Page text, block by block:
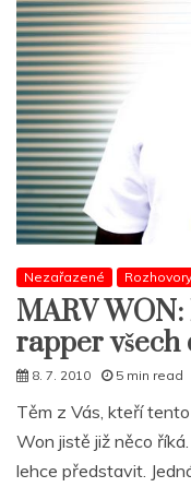
Nezařazené Rozhovory
MARV
rapper všech
8. 7. 2010 5 min read
Těm z Vás, kteří
Won jistě již něco
lehce představit.